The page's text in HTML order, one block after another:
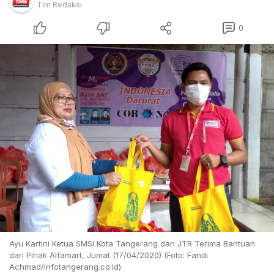
Tim Redaksi
0
Ayu Kartini Ketua SMSI Kota Tangerang dan JTR Terima Bantuan
dari Pihak Alfamart, Jumat (17/04/2020) (Foto: Fandi
Achmad/infotangerang.co.id)